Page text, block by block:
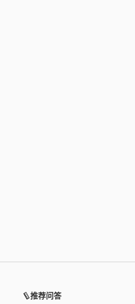
推荐问答